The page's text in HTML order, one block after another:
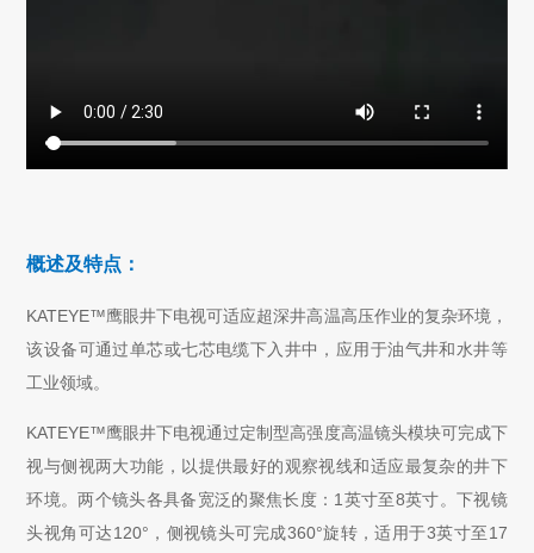
概述及特点：
KATEYE™鹰眼井下电视可适应超深井高温高压作业的复杂环境，
该设备可通过单芯或七芯电缆下入井中，应用于油气井和水井等
工业领域。
KATEYE™鹰眼井下电视通过定制型高强度高温镜头模块可完成下
视与侧视两大功能，以提供最好的观察视线和适应最复杂的井下
环境。两个镜头各具备宽泛的聚焦长度：1英寸至8英寸。下视镜
头视角可达120°，侧视镜头可完成360°旋转，适用于3英寸至17